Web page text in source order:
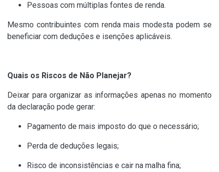
Pessoas com múltiplas fontes de renda.
Mesmo contribuintes com renda mais modesta podem se
beneficiar com deduções e isenções aplicáveis.
Quais os Riscos de Não Planejar?
Deixar para organizar as informações apenas no momento
da declaração pode gerar:
Pagamento de mais imposto do que o necessário;
Perda de deduções legais;
Risco de inconsistências e cair na malha fina;